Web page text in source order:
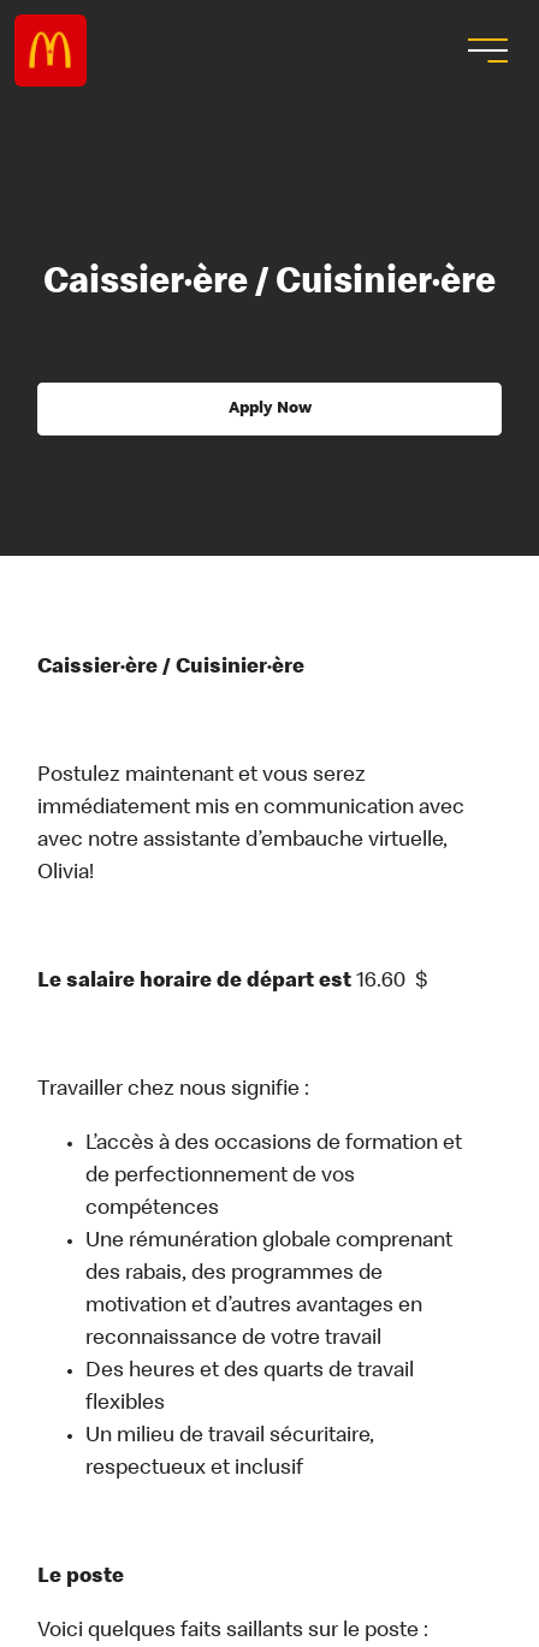
Caissier·ère / Cuisinier·ère
Apply Now
Caissier·ère / Cuisinier·ère
Postulez maintenant et vous serez
immédiatement mis en communication avec
avec notre assistante d’embauche virtuelle,
Olivia!
Le salaire horaire de départ est 16.60 $
Travailler chez nous signifie :
L’accès à des occasions de formation et
de perfectionnement de vos
compétences
Une rémunération globale comprenant
des rabais, des programmes de
motivation et d’autres avantages en
reconnaissance de votre travail
Des heures et des quarts de travail
flexibles
Un milieu de travail sécuritaire,
respectueux et inclusif
Le poste
Voici quelques faits saillants sur le poste :